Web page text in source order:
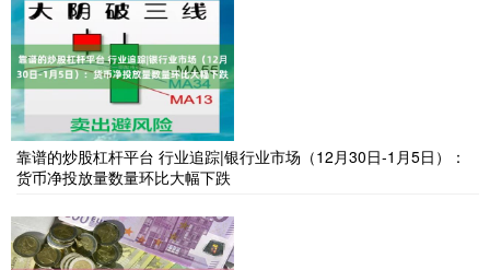
靠谱的炒股杠杆平台 行业追踪|银行业市场（12月30日-1月5日）：
货币净投放量数量环比大幅下跌